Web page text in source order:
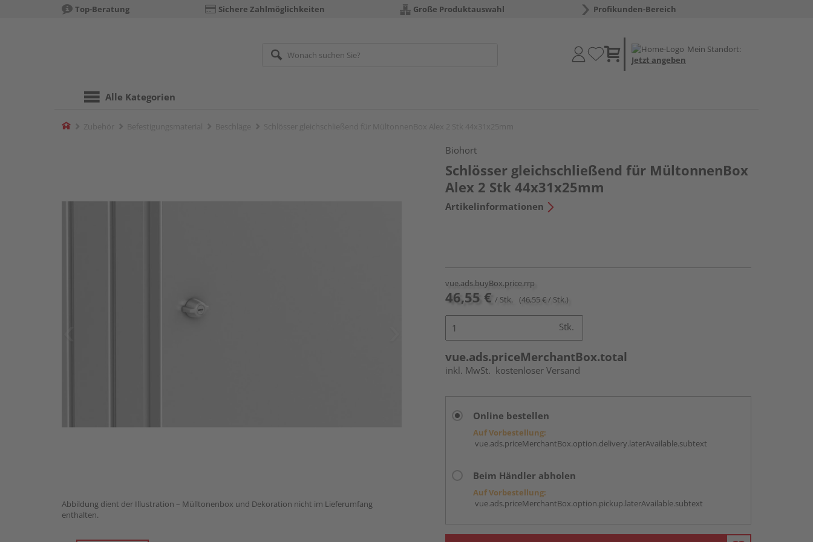
Top-Beratung Sichere Zahlmöglichkeiten Große Produktauswahl Profikunden-Bereich
Mein Standort:
Jetzt angeben
Alle Kategorien
Home
Abbildung dient der Illustration – Mülltonenbox und Dekoration nicht im Lieferumfang
enthalten.
Biohort
Schlösser gleichschließend für MültonnenBox
Alex 2 Stk 44x31x25mm
Artikelinformationen
vue.ads.buyBox.price.rrp
46,55 € / Stk. (46,55 € / Stk.)
Stk.
vue.ads.priceMerchantBox.total
inkl. MwSt. kostenloser Versand
Online bestellen
Auf Vorbestellung:
vue.ads.priceMerchantBox.option.delivery.laterAvailable.subtext
Beim Händler abholen
Auf Vorbestellung:
vue.ads.priceMerchantBox.option.pickup.laterAvailable.subtext